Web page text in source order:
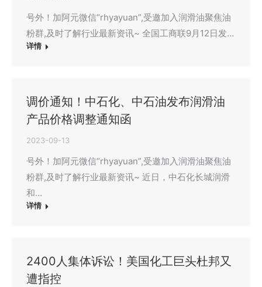
号外！加阿元微信“rhyayuan”,受邀加入润滑油聚焦油
粉群,及时了解行业最新资讯~ 全国工商联9月12日发…
详情
调价通知！中石化、中石油发布润滑油
产品价格调整通知函
2023-09-13
号外！加阿元微信“rhyayuan”,受邀加入润滑油聚焦油
粉群,及时了解行业最新资讯~ 近日，中石化长城润滑
和…
详情
2400人集体诉讼！美国化工巨头杜邦又
遭指控